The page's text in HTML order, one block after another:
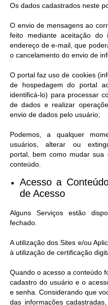
Os dados cadastrados neste
O envio de mensagens ao
feito mediante aceitação do
endereço de e-mail, que
o cancelamento do envio de
O portal faz uso de cookies
de hospedagem do portal
identificá-lo) para processar
de dados e realizar
envio de dados pelo usuário;
Podemos, a qualquer
usuários, alterar ou
portal, bem como mudar sua
conteúdo.
Acesso a
de Acesso​
Alguns Serviços estão
fechado.
A utilização dos Sites e/ou
à utilização de certificação
Quando o acesso a conteúdo
cadastro do usuário e o
e senha. Considerando que
das informações